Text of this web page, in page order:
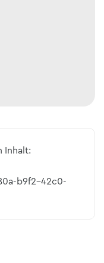
Inhalt:
b9f2-42c0-